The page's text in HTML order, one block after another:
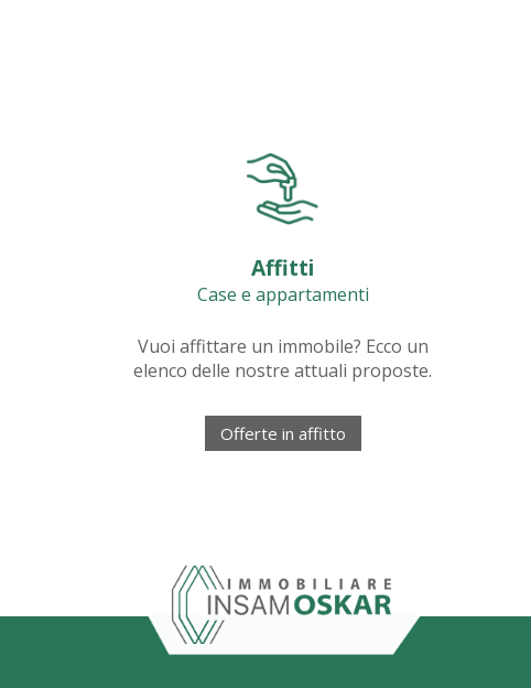
Affitti
Case e appartamenti
Vuoi affittare un immobile? Ecco un
elenco delle nostre attuali proposte.
Offerte in affitto